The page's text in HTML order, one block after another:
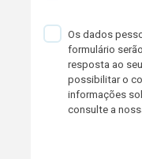
Os dados
formulário
resposta ao
possibilitar o
informações
consulte a